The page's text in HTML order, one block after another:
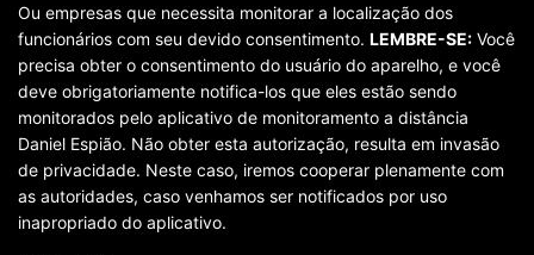
Ou empresas que necessita monitorar a localização dos
funcionários com seu devido consentimento. LEMBRE-SE: Você
precisa obter o consentimento do usuário do aparelho, e você
deve obrigatoriamente notifica-los que eles estão sendo
monitorados pelo aplicativo de monitoramento a distância
Daniel Espião. Não obter esta autorização, resulta em invasão
de privacidade. Neste caso, iremos cooperar plenamente com
as autoridades, caso venhamos ser notificados por uso
inapropriado do aplicativo.